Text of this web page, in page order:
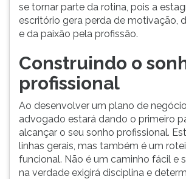
se tornar parte da rotina, pois a
escritório gera perda de motivação,
e da paixão pela profissão.
Construindo o
profissional
Ao desenvolver um plano de
advogado estará dando o primeiro
alcançar o seu sonho profissional.
linhas gerais, mas também é um
funcional. Não é um caminho fácil e
na verdade exigirá disciplina e